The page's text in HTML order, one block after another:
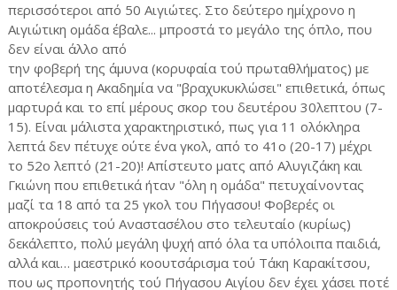
περισσότεροι από 50 Αιγιώτες. Στο δεύτερο ημίχρονο η
Αιγιώτικη ομάδα έβαλε... μπροστά το μεγάλο της όπλο, που
δεν είναι άλλο από
την φοβερή της άμυνα (κορυφαία τού πρωταθλήματος) με
αποτέλεσμα η Ακαδημία να "βραχυκυκλώσει" επιθετικά, όπως
μαρτυρά και το επί μέρους σκορ του δευτέρου 30λεπτου (7-
15). Είναι μάλιστα χαρακτηριστικό, πως για 11 ολόκληρα
λεπτά δεν πέτυχε ούτε ένα γκολ, από το 41ο (20-17) μέχρι
το 52ο λεπτό (21-20)! Απίστευτο ματς από Αλυγιζάκη και
Γκιώνη που επιθετικά ήταν "όλη η ομάδα" πετυχαίνοντας
μαζί τα 18 από τα 25 γκολ του Πήγασου! Φοβερές οι
αποκρούσεις τού Αναστασέλου στο τελευταίο (κυρίως)
δεκάλεπτο, πολύ μεγάλη ψυχή από όλα τα υπόλοιπα παιδιά,
αλλά και… μαεστρικό κοουτσάρισμα τού Τάκη Καρακίτσου,
που ως προπονητής τού Πήγασου Αιγίου δεν έχει χάσει ποτέ